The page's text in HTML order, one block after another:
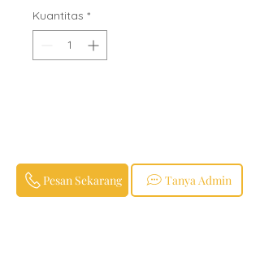
Kuantitas *
Tanya Admin
Pesan Sekarang